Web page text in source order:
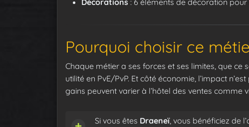
Pourquoi choisir ce
Chaque métier a ses forces et ses limites, que ce
utilité en PvE/PvP. Et côté économie, l’impact
gains peuvent varier à l’hôtel des ventes comme
Si vous êtes Draeneï, vous bénéficiez de